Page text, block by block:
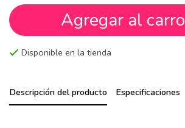
Agregar al carro
Disponible en la tienda
Descripción del producto Especificaciones